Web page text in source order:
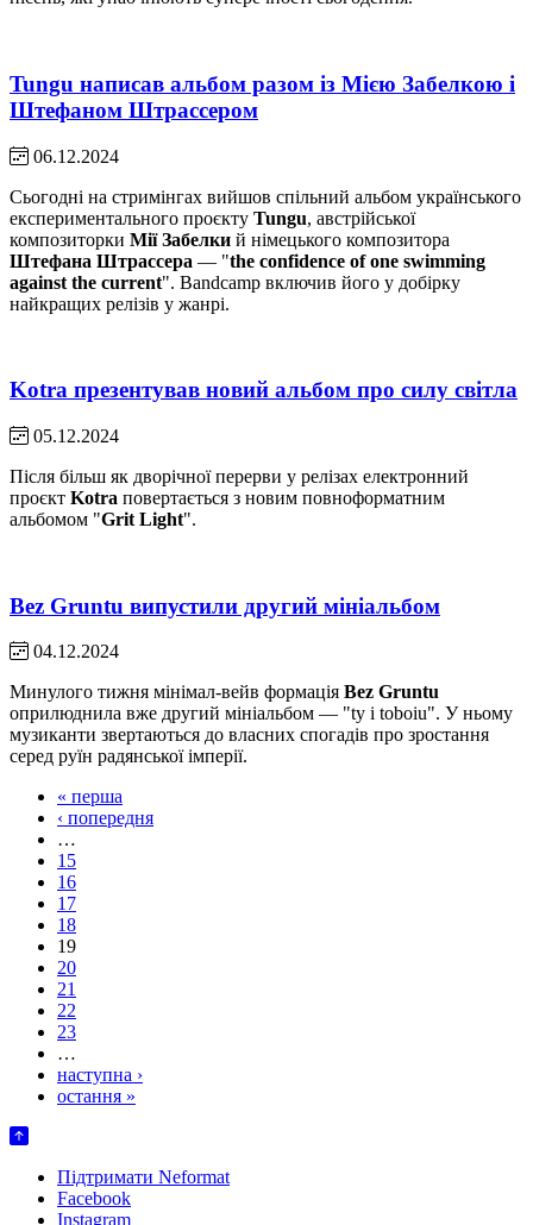
Tungu написав альбом разом із Мією Забелкою і
Штефаном Штрассером
06.12.2024
Сьогодні на стримінгах вийшов спільний альбом українського
експериментального проєкту Tungu, австрійської
композиторки Мії Забелки й німецького композитора
Штефана Штрассера — "the confidence of one swimming
against the current". Bandcamp включив його у добірку
найкращих релізів у жанрі.
Kotra презентував новий альбом про силу світла
05.12.2024
Після більш як дворічної перерви у релізах електронний
проєкт Kotra повертається з новим повноформатним
альбомом "Grit Light".
Bez Gruntu випустили другий мініальбом
04.12.2024
Минулого тижня мінімал-вейв формація Bez Gruntu
оприлюднила вже другий мініальбом — "ty i toboiu". У ньому
музиканти звертаються до власних спогадів про зростання
серед руїн радянської імперії.
« перша
‹ попередня
…
15
16
17
18
19
20
21
22
23
…
наступна ›
остання »
Підтримати Neformat
Facebook
Instagram